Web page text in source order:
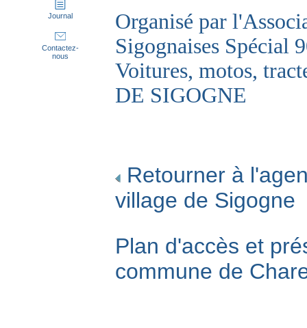
Journal
Contactez-
nous
Organisé par
Sigognaises Spécial
Voitures, motos,
DE SIGOGNE
Retourner à
village de Sigogne
Plan d'accès et
commune de